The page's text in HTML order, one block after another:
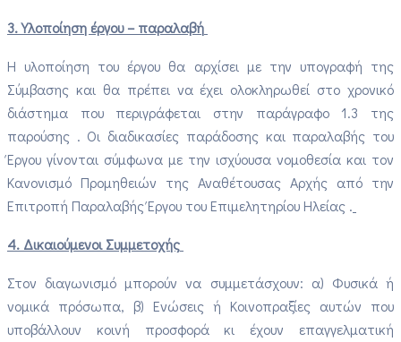
3. Υλοποίηση έργου – παραλαβή
Η υλοποίηση του έργου θα αρχίσει με την υπογραφή της
Σύμβασης και θα πρέπει να έχει ολοκληρωθεί στο χρονικό
διάστημα που περιγράφεται στην παράγραφο 1.3 της
παρούσης . Οι διαδικασίες παράδοσης και παραλαβής του
Έργου γίνονται σύμφωνα με την ισχύουσα νομοθεσία και τον
Κανονισμό Προμηθειών της Αναθέτουσας Αρχής από την
Επιτροπή Παραλαβής Έργου του Επιμελητηρίου Ηλείας .
4. Δικαιούμενοι Συμμετοχής
Στον διαγωνισμό μπορούν να συμμετάσχουν: α) Φυσικά ή
νομικά πρόσωπα, β) Ενώσεις ή Κοινοπραξίες αυτών που
υποβάλλουν κοινή προσφορά κι έχουν επαγγελματική